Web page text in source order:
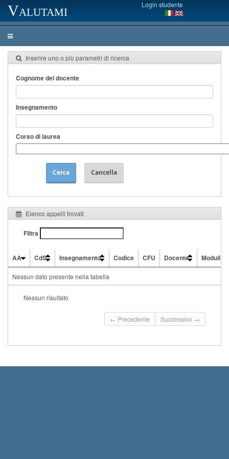
Valutami Login studente
Inserire uno o più parametri di ricerca
Cognome del docente
Insegnamento
Corso di laurea
Cerca Cancella
Elenco appelli trovati
Filtra
AA CdS Insegnamento Codice CFU Docente
Moduli
Nessun dato presente nella tabella
Nessun risultato
← Precedente Successivo →